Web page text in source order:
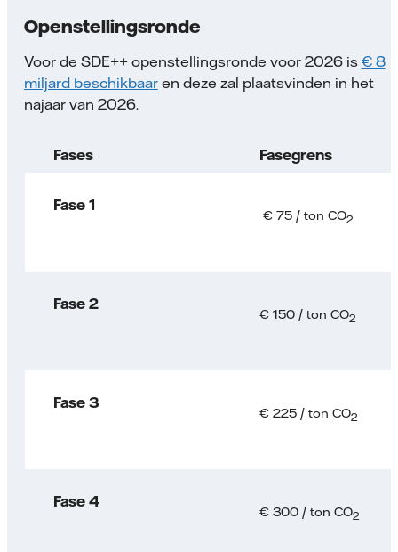
Openstellingsronde
Voor de SDE++ openstellingsronde voor 2026 is € 8
miljard beschikbaaren deze zal plaatsvinden in het
najaar van 2026.
Fases Fasegrens
Fase 1
€ 75 / ton CO2
Fase 2
€ 150 / ton CO2
Fase 3
€ 225 / ton CO2
Fase 4
€ 300 / ton CO2